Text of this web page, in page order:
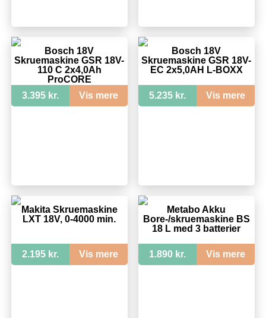
Bosch 18V
Skruemaskine GSR 18V-
110 C 2x4,0Ah
ProCORE
3.395 kr.
Vis mere
Bosch 18V
Skruemaskine GSR 18V-
EC 2x5,0AH L-BOXX
5.235 kr. Vis mere
Makita Skruemaskine
LXT 18V, 0-4000 min.
2.195 kr. Vis mere
Metabo Akku
Bore-/skruemaskine BS
18 L med 3 batterier
1.890 kr. Vis mere